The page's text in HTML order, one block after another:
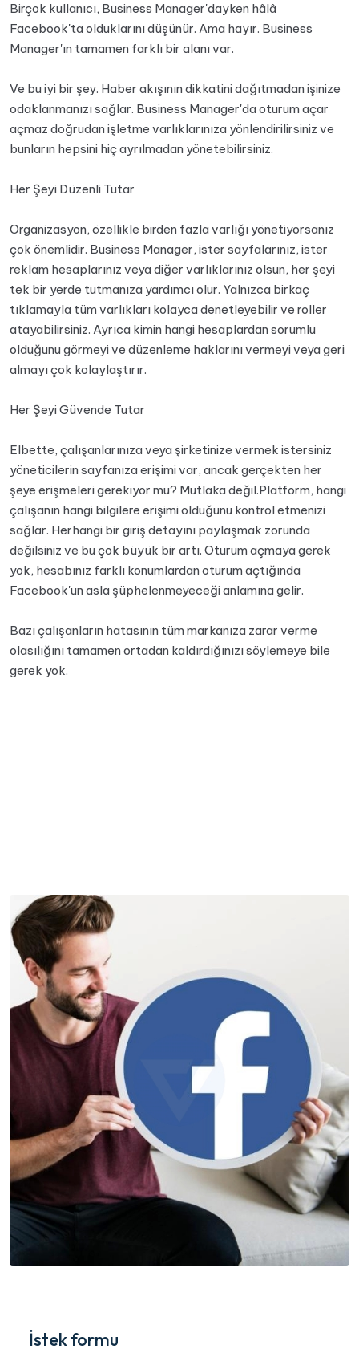
Birçok kullanıcı, Business Manager'dayken hâlâ
Facebook'ta olduklarını düşünür. Ama hayır. Business
Manager'ın tamamen farklı bir alanı var.
Ve bu iyi bir şey. Haber akışının dikkatini dağıtmadan işinize
odaklanmanızı sağlar. Business Manager'da oturum açar
açmaz doğrudan işletme varlıklarınıza yönlendirilirsiniz ve
bunların hepsini hiç ayrılmadan yönetebilirsiniz.
Her Şeyi Düzenli Tutar
Organizasyon, özellikle birden fazla varlığı yönetiyorsanız
çok önemlidir. Business Manager, ister sayfalarınız, ister
reklam hesaplarınız veya diğer varlıklarınız olsun, her şeyi
tek bir yerde tutmanıza yardımcı olur. Yalnızca birkaç
tıklamayla tüm varlıkları kolayca denetleyebilir ve roller
atayabilirsiniz. Ayrıca kimin hangi hesaplardan sorumlu
olduğunu görmeyi ve düzenleme haklarını vermeyi veya geri
almayı çok kolaylaştırır.
Her Şeyi Güvende Tutar
Elbette, çalışanlarınıza veya şirketinize vermek istersiniz
yöneticilerin sayfanıza erişimi var, ancak gerçekten her
şeye erişmeleri gerekiyor mu? Mutlaka değil.Platform, hangi
çalışanın hangi bilgilere erişimi olduğunu kontrol etmenizi
sağlar. Herhangi bir giriş detayını paylaşmak zorunda
değilsiniz ve bu çok büyük bir artı. Oturum açmaya gerek
yok, hesabınız farklı konumlardan oturum açtığında
Facebook'un asla şüphelenmeyeceği anlamına gelir.
Bazı çalışanların hatasının tüm markanıza zarar verme
olasılığını tamamen ortadan kaldırdığınızı söylemeye bile
gerek yok.
İstek formu